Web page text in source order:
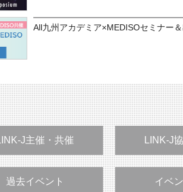
All九州アカデミア×MEDISOセミナー
LINK-J主催・共催 LINK-J
過去イベント イベ